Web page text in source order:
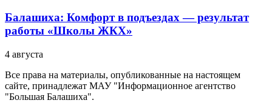
Балашиха: Комфорт в подъездах — результат
работы «Школы ЖКХ»
4 августа
Все права на материалы, опубликованные на настоящем
сайте, принадлежат МАУ "Информационное агентство
"Большая Балашиха".